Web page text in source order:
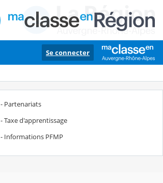
Se connecter
- Partenariats
- Taxe d'apprentissage
- Informations PFMP